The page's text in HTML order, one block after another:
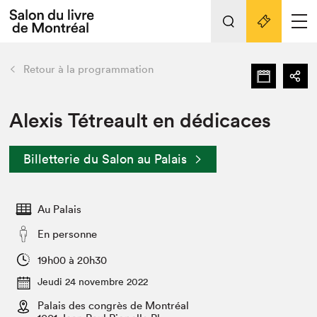
Espace médias
Espace exposant⋅e⋅s
Tout sur l'édition 2022
Actualités
Vidéos et Balados
Club de lecture Braindate
retour Nos activités
Édition 2022
Nous connaître
Projets partenaires 2022
Archives
Liens pratiques
Retour à la programmation
Alexis Tétreault en dédicaces
Billetterie du Salon au Palais
Au Palais
En personne
19h00 à 20h30
Jeudi 24 novembre 2022
Palais des congrès de Montréal